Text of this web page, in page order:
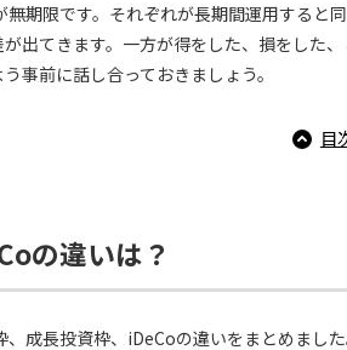
無期限です。それぞれが長期間運用すると
出てきます。一方が得をした、損をした
事前に話し合っておきましょう。
目
の違いは？
、成長投資枠、iDeCoの違いをまとめまし